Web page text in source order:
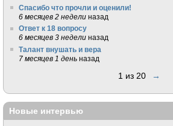
Спасибо что прочли и оценили!
6 месяцев 2 недели назад
Ответ к 18 вопросу
6 месяцев 3 недели назад
Талант внушать и вера
7 месяцев 1 день назад
1 из 20 →
Новые интервью